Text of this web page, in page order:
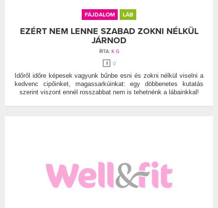
FÁJDALOM LÁB
EZÉRT NEM LENNE SZABAD ZOKNI NÉLKÜL
JÁRNOD
ÍRTA: K G
0
Időről időre képesek vagyunk bűnbe esni és zokni nélkül viselni a
kedvenc cipőinket, magassarkúinkat: egy döbbenetes kutatás
szerint viszont ennél rosszabbat nem is tehetnénk a lábainkkal!